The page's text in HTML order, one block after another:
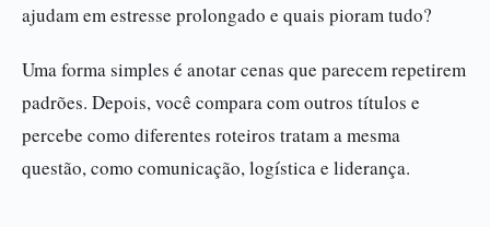
ajudam em estresse prolongado e quais pioram tudo?
Uma forma simples é anotar cenas que parecem repetirem
padrões. Depois, você compara com outros títulos e
percebe como diferentes roteiros tratam a mesma
questão, como comunicação, logística e liderança.